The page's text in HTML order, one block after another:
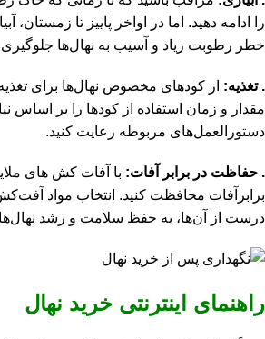
را ادامه دهید. اما در اواخر پاییز تا زمستان،
خطر رطوبت زیاد و آسیب به نهال‌ها
. تغذیه: از کودهای مخصوص نهال‌ها برای
مقدار و زمان استفاده از کودها را بر اساس
دستورالعمل‌های مربوطه رعایت کنید.
. حفاظت در برابر آفات: با آفات کش های
برابرآفات محافظت کنید. انتخاب مواد
درست از آن‌ها، به حفظ سلامت و رشد
راهنمای اینترنتی خرید نهال